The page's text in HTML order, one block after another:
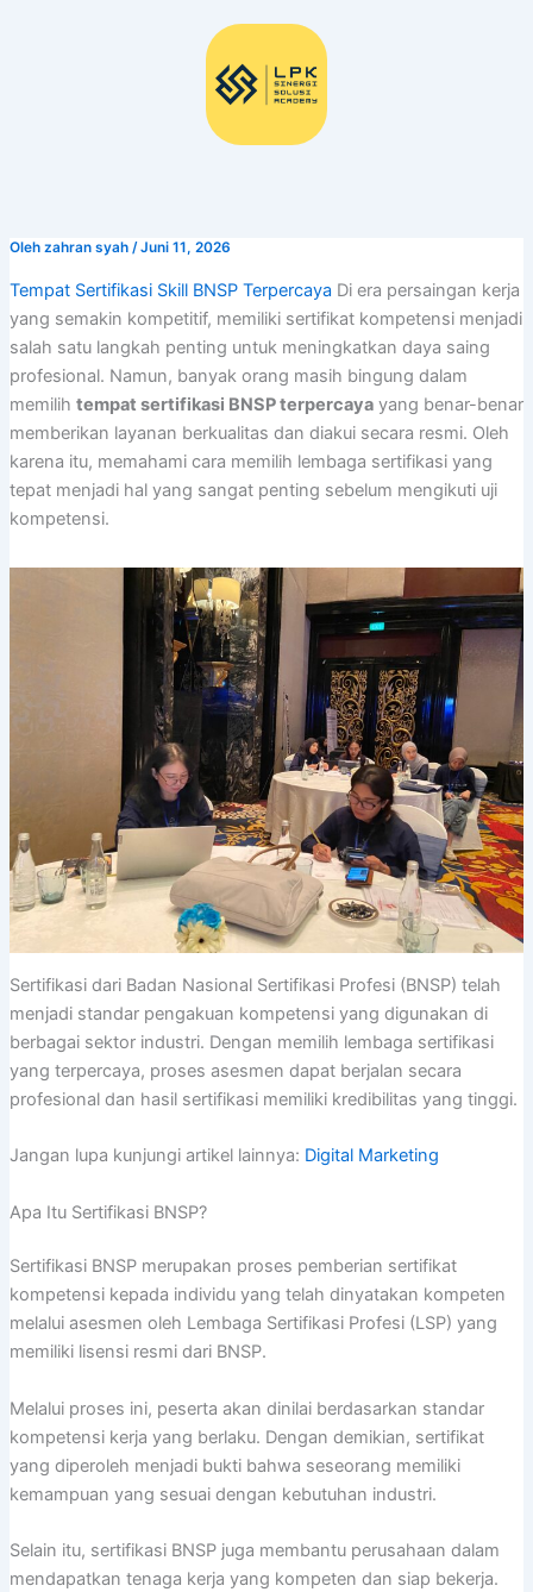
Oleh zahran syah /Juni 11, 2026
Tempat Sertifikasi Skill BNSP Terpercaya Di era persaingan kerja
yang semakin kompetitif, memiliki sertifikat kompetensi menjadi
salah satu langkah penting untuk meningkatkan daya saing
profesional. Namun, banyak orang masih bingung dalam
memilih tempat sertifikasi BNSP terpercayayang benar-benar
memberikan layanan berkualitas dan diakui secara resmi. Oleh
karena itu, memahami cara memilih lembaga sertifikasi yang
tepat menjadi hal yang sangat penting sebelum mengikuti uji
kompetensi.
Sertifikasi dari Badan Nasional Sertifikasi Profesi (BNSP) telah
menjadi standar pengakuan kompetensi yang digunakan di
berbagai sektor industri. Dengan memilih lembaga sertifikasi
yang terpercaya, proses asesmen dapat berjalan secara
profesional dan hasil sertifikasi memiliki kredibilitas yang tinggi.
Jangan lupa kunjungi artikel lainnya: Digital Marketing
Apa Itu Sertifikasi BNSP?
Sertifikasi BNSP merupakan proses pemberian sertifikat
kompetensi kepada individu yang telah dinyatakan kompeten
melalui asesmen oleh Lembaga Sertifikasi Profesi (LSP) yang
memiliki lisensi resmi dari BNSP.
Melalui proses ini, peserta akan dinilai berdasarkan standar
kompetensi kerja yang berlaku. Dengan demikian, sertifikat
yang diperoleh menjadi bukti bahwa seseorang memiliki
kemampuan yang sesuai dengan kebutuhan industri.
Selain itu, sertifikasi BNSP juga membantu perusahaan dalam
mendapatkan tenaga kerja yang kompeten dan siap bekerja.